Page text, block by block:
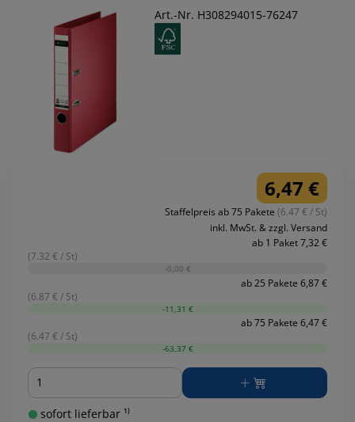
Art.-Nr. H308294015-76247
6,47 €
Staffelpreis ab 75 Pakete (6.47 € / St)
inkl. MwSt. & zzgl. Versand
ab 1 Paket 7,32 €
(7.32 € / St)
-0,00 €
ab 25 Pakete 6,87 €
(6.87 € / St)
-11,31 €
ab 75 Pakete 6,47 €
(6.47 € / St)
-63,37 €
Menge
sofort lieferbar ¹⁾